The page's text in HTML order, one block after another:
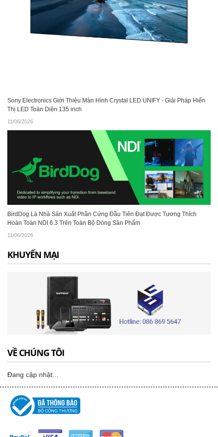
Sony Electronics Giới Thiệu Màn Hình Crystal LED UNIFY - Giải Pháp Hiển
Thị LED Toàn Diện 135 inch
11/06/2026
BirdDog Là Nhà Sản Xuất Phần Cứng Đầu Tiên Đạt Được Tương Thích
Hoàn Toàn NDI 6.3 Trên Toàn Bộ Dòng Sản Phẩm
11/06/2026
KHUYẾN MẠI
VỀ CHÚNG TÔI
Đang cập nhật...